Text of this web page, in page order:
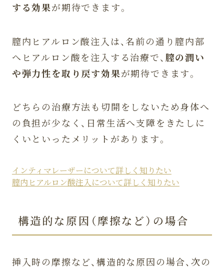
する効果が期待できます。
膣内ヒアルロン酸注入は、名前の通り膣内部
へヒアルロン酸を注入する治療で、 膣の潤い
や弾力性を取り戻す効果が期待できます。
どちらの治療方法も切開をしないため身体へ
の負担が少なく、日常生活へ支障をきたしに
くいといったメリットがあります。
インティマレーザーについて詳しく知りたい
膣内ヒアルロン酸注入について詳しく知りたい
構造的な原因（摩擦など）の場合
挿入時の摩擦など、構造的な原因の場合、次の